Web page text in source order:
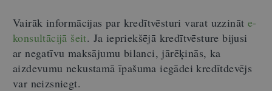
Vairāk informācijas par kredītvēsturi varat uzzināt e-
konsultācijā šeit. Ja iepriekšējā kredītvēsture bijusi
ar negatīvu maksājumu bilanci, jārēķinās, ka
aizdevumu nekustamā īpašuma iegādei kredītdevējs
var neizsniegt.